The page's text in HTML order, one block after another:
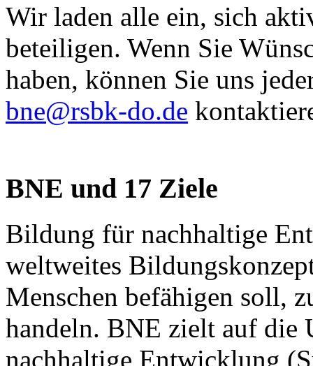
Wir laden alle ein, sich
beteiligen. Wenn Sie
haben, können Sie uns
bne@rsbk-do.de
BNE und 17 Ziele
Bildung für nachhaltige
weltweites
Menschen befähigen soll,
handeln. BNE zielt auf die
nachhaltige Entwicklung